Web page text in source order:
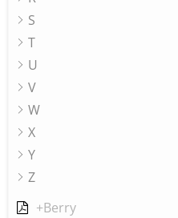
S
T
U
V
W
X
Y
Z
+Berry